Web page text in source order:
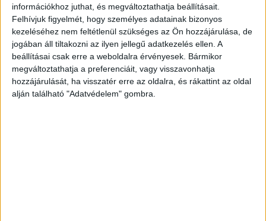
információkhoz juthat, és megváltoztathatja beállításait.
Felhívjuk figyelmét, hogy személyes adatainak bizonyos
kezeléséhez nem feltétlenül szükséges az Ön hozzájárulása, de
jogában áll tiltakozni az ilyen jellegű adatkezelés ellen. A
beállításai csak erre a weboldalra érvényesek. Bármikor
megváltoztathatja a preferenciáit, vagy visszavonhatja
hozzájárulását, ha visszatér erre az oldalra, és rákattint az oldal
alján található "Adatvédelem" gombra.